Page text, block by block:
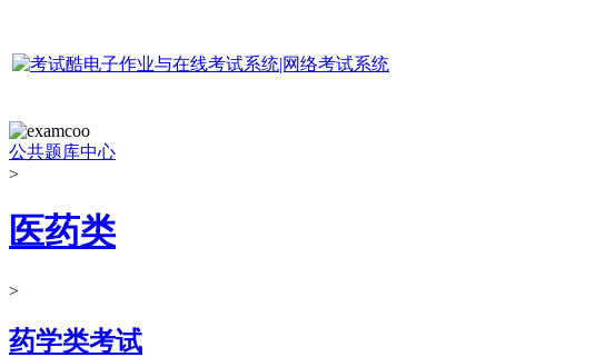
公共题库中心
>
医药类
>
药学类考试